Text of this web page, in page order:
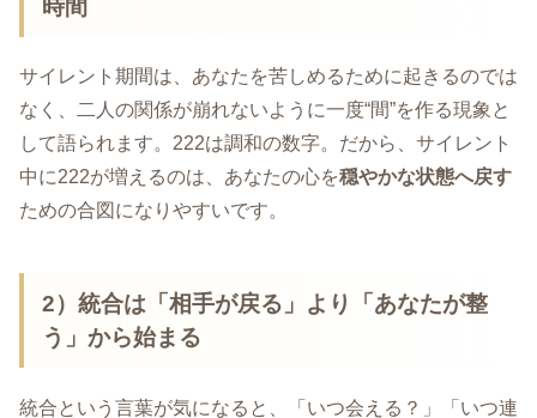
時間
サイレント期間は、あなたを苦しめるために起きるのでは
なく、二人の関係が崩れないように一度“間”を作る現象と
して語られます。222は調和の数字。だから、サイレント
中に222が増えるのは、あなたの心を穏やかな状態へ戻す
ための合図になりやすいです。
2）統合は「相手が戻る」より「あなたが整
う」から始まる
統合という言葉が気になると、「いつ会える？」「いつ連